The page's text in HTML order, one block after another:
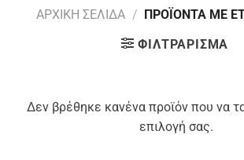
ΑΡΧΙΚΉ ΣΕΛΊΔΑ / ΠΡΟΪΌΝΤΑ ΜΕ
ΦΙΛΤΡΆΡΙΣΜΑ
Δεν βρέθηκε κανένα προϊόν που να
επιλογή σας.